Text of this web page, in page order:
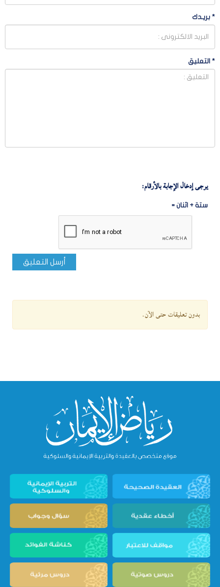
* بريـدك
* التعليق
يرجى إدخال الإجابة بالأرقام:
ستة + اثنان =
أرسل التعليق
بدون تعليقات حتى الآن.